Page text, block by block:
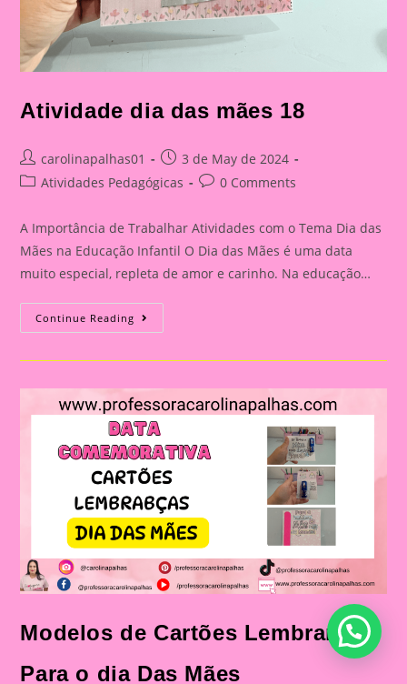
Atividade dia das mães 18
Post
author:
carolinapalhas01
Post
published:
3 de May de 2024
PostAtividades Pedagógicas
Post0 Comments
A Importância de Trabalhar Atividades com o Tema Dia das
Mães na Educação Infantil O Dia das Mães é uma data
muito especial, repleta de amor e carinho. Na educação…
Continue Reading Atividade
Dia
Modelos de Cartões Lembrança
Para o dia Das Mães